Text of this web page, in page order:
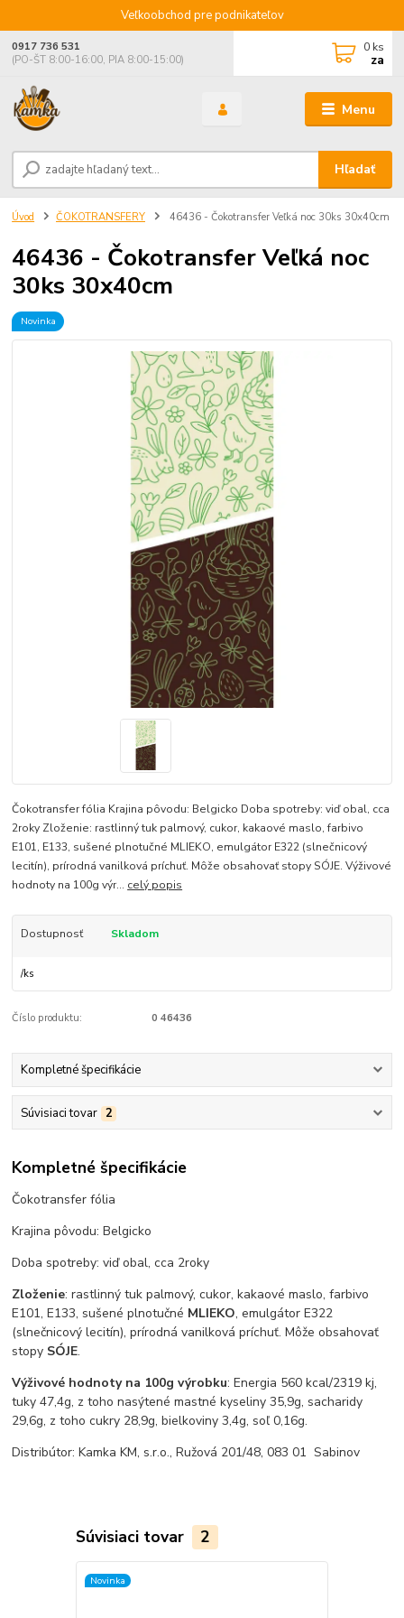
Veľkoobchod pre podnikateľov
Menu
Hľadať
0917 736 531
(PO-ŠT 8:00-16:00, PIA 8:00-15:00)
0 ks
za
Úvod ČOKOTRANSFERY 46436 - Čokotransfer Veľká noc 30ks 30x40cm
46436 - Čokotransfer Veľká noc
30ks 30x40cm
Novinka
Čokotransfer fólia Krajina pôvodu: Belgicko Doba spotreby: viď obal, cca
2roky Zloženie: rastlinný tuk palmový, cukor, kakaové maslo, farbivo
E101, E133, sušené plnotučné MLIEKO, emulgátor E322 (slnečnicový
lecitín), prírodná vanilková príchuť. Môže obsahovať stopy SÓJE. Výživové
hodnoty na 100g výr... celý popis
Dostupnosť Skladom
/ks
Číslo produktu: 0 46436
Kompletné špecifikácie
Súvisiaci tovar 2
Kompletné špecifikácie
Čokotransfer fólia
Krajina pôvodu: Belgicko
Doba spotreby: viď obal, cca 2roky
Zloženie: rastlinný tuk palmový, cukor, kakaové maslo, farbivo
E101, E133, sušené plnotučné MLIEKO, emulgátor E322
(slnečnicový lecitín), prírodná vanilková príchuť. Môže obsahovať
stopy SÓJE.
Výživové hodnoty na 100g výrobku: Energia 560 kcal/2319 kj,
tuky 47,4g, z toho nasýtené mastné kyseliny 35,9g, sacharidy
29,6g, z toho cukry 28,9g, bielkoviny 3,4g, soľ 0,16g.
Distribútor: Kamka KM, s.r.o., Ružová 201/48, 083 01 Sabinov
Súvisiaci tovar 2
Novinka